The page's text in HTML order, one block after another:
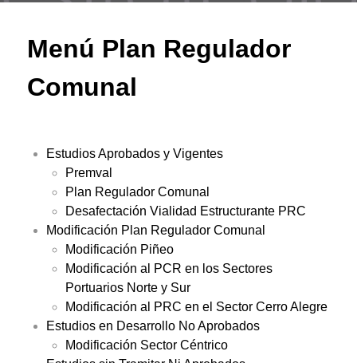
Menú Plan Regulador
Comunal
Estudios Aprobados y Vigentes
Premval
Plan Regulador Comunal
Desafectación Vialidad Estructurante PRC
Modificación Plan Regulador Comunal
Modificación Piñeo
Modificación al PCR en los Sectores
Portuarios Norte y Sur
Modificación al PRC en el Sector Cerro Alegre
Estudios en Desarrollo No Aprobados
Modificación Sector Céntrico